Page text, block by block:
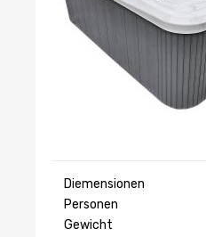
Diemensionen
Personen
Gewicht